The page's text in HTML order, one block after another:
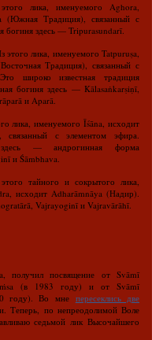
лика, именуемого Aghora,
(Южная Традиция), связанный с
богиня здесь — Tripurasundarī.
этого лика, именуемого Tatpuruṣa,
Традиция), связанный с
широко известная традиция
богиня здесь — Kālasaṅkarṣiṇī,
и Aparā.
лика, именуемого Īśāna, исходит
связанный с элементом эфира.
— андрогинная форма
и Śāmbhava.
тайного и сокрытого лика,
исходит Adharāmnāya (Надир).
Vajrayoginī и Vajravārāhī.
получил посвящение от Svāmī
(в 1983 году) и от Svāmī
году). Во мне пересеклись две
Теперь, по непреодолимой Воле
седьмой лик Высочайшего